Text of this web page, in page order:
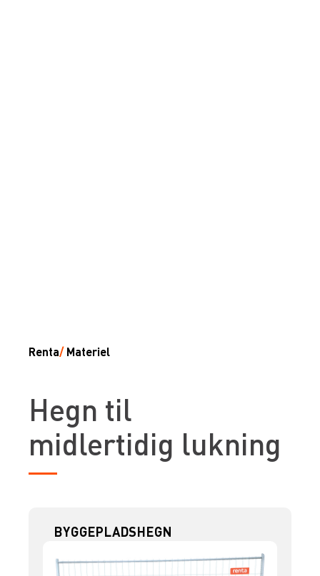
Renta/ Materiel
Hegn til
midlertidig lukning
BYGGEPLADSHEGN